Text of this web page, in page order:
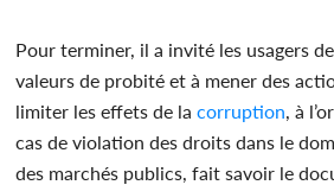
Pour terminer, il a invité les usagers
valeurs de probité et à mener des
limiter les effets de lacorruption , à
cas de violation des droits dans le
des marchés publics, fait savoir le